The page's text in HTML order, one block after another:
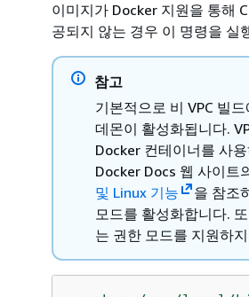
이미지가 Docker 지원을 통해
공되지 않는 경우 이 명령을 실
참고
기본적으로 비 VPC 빌
데몬이 활성화됩니다.
Docker 컨테이너를 사
Docker Docs 웹 사이트
및 Linux 기능
을 참조
모드를 활성화합니다.
는 권한 모드를 지원하